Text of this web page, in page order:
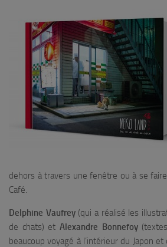
dehors à travers une fenêtre ou à se
Café.
Delphine Vaufrey(qui a réalisé les
de chats) et Alexandre Bonnefoy
beaucoup voyagé à l’intérieur du Japon